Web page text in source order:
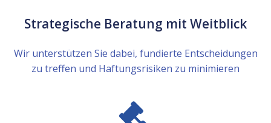
Strategische Beratung mit Weitblick
Wir unterstützen Sie dabei, fundierte Entscheidungen
zu treffen und Haftungsrisiken zu minimieren